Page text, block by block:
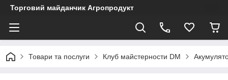
Торговий майданчик Агропродукт
Товари та послуги Клуб майстерности DM